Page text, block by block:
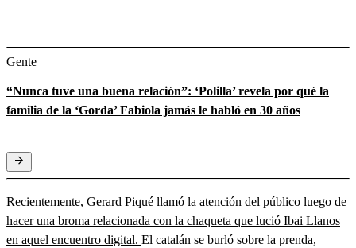
Gente
“Nunca tuve una buena relación”: ‘Polilla’ revela por qué la
familia de la ‘Gorda’ Fabiola jamás le habló en 30 años
Recientemente, Gerard Piqué llamó la atención del público luego de
hacer una broma relacionada con la chaqueta que lució Ibai Llanos
en aquel encuentro digital. El catalán se burló sobre la prenda,